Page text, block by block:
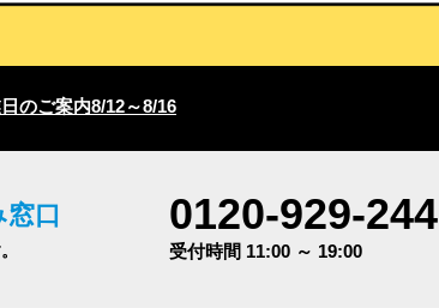
のご案内8/12～8/16
口 0120-929-244
受付時間 11:00 ～ 19:00